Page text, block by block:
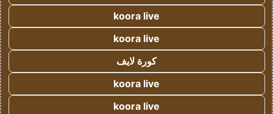
koora live
koora live
كورة لايف
koora live
koora live